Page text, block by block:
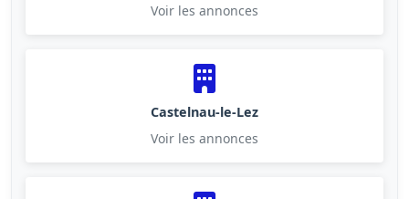
Voir les annonces
Castelnau-le-Lez
Voir les annonces